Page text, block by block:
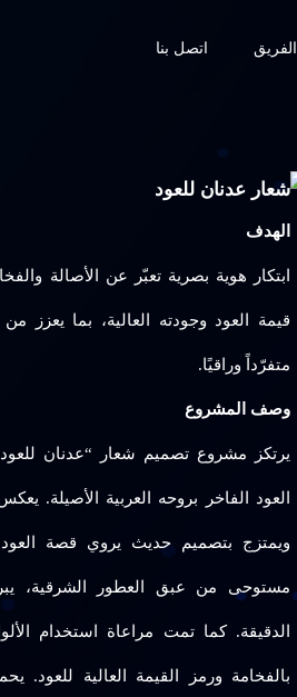
الفريق اتصل بنا
شعار عدنان للعود
الهدف
ابتكار هوية بصرية تعبّر عن الأصالة
قيمة العود وجودته العالية، بما يعزز
متفرّداً وراقيًا.
وصف المشروع
يرتكز مشروع تصميم شعار “عدنان
العود الفاخر بروحه العربية الأصيلة.
ويمتزج بتصميم حديث يروي قصة
مستوحى من عبق العطور الشرقية، يبرز
الدقيقة. كما تمت مراعاة استخدام
بالفخامة ورمز القيمة العالية للعود.